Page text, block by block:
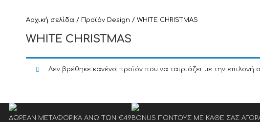
Αρχική σελίδα / Προϊόν Design / WHITE CHRISTMAS
WHITE CHRISTMAS
Δεν βρέθηκε κανένα προϊόν που να ταιριάζει με την επιλογή
ΔΩΡΕΑΝ ΜΕΤΑΦΟΡΙΚΑ ΑΝΩ ΤΩΝ €49 BONUS ΠΟΝΤΟΥΣ ΜΕ ΚΑΘΕ ΣΑΣ